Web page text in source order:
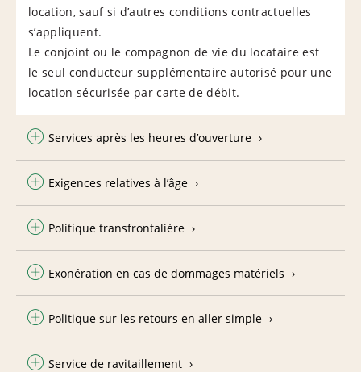
location, sauf si d’autres conditions contractuelles
s’appliquent.
Le conjoint ou le compagnon de vie du locataire est
le seul conducteur supplémentaire autorisé pour une
location sécurisée par carte de débit.
Services après les heures d’ouverture
Exigences relatives à l’âge
Politique transfrontalière
Exonération en cas de dommages matériels
Politique sur les retours en aller simple
Service de ravitaillement